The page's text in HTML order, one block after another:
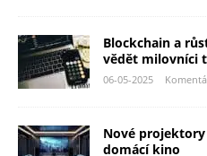
Blockchain a
vědět milovníci
06-05-2025
Nové projektory
domácí kino